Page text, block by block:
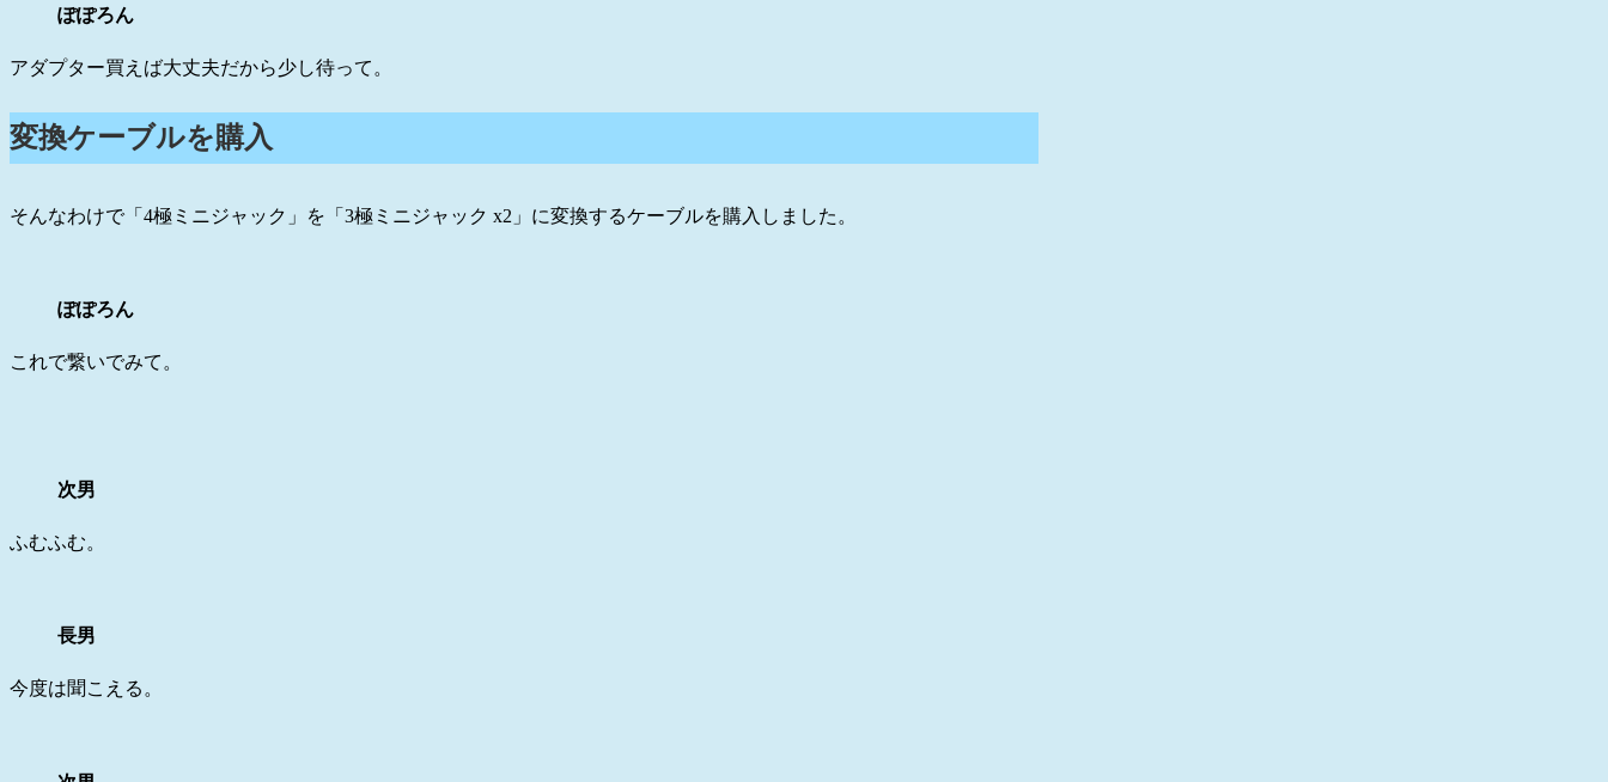
ぽぽろん
アダプター買えば大丈夫だから少し待って。
変換ケーブルを購入
そんなわけで「4極ミニジャック」を「3極ミニジャック x2」に変換するケーブルを購入しました。
ぽぽろん
これで繋いでみて。
次男
ふむふむ。
長男
今度は聞こえる。